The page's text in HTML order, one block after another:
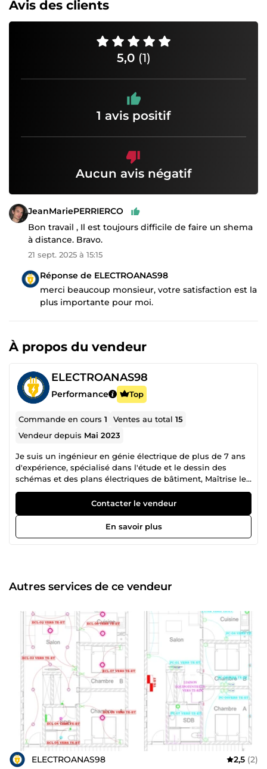
Avis des clients
5,0 (1)
1 avis positif
Aucun avis négatif
JeanMariePERRIERCO
Bon travail , Il est toujours difficile de faire un shema
à distance. Bravo.
21 sept. 2025 à 15:15
Réponse de ELECTROANAS98
merci beaucoup monsieur, votre satisfaction est la
plus importante pour moi.
À propos du vendeur
ELECTROANAS98
Performance Top
Commande en cours1 Ventes au total15
Vendeur depuis Mai 2023
Je suis un ingénieur en génie électrique de plus de 7 ans
d'expérience, spécialisé dans l'étude et le dessin des
schémas et des plans électriques de bâtiment, Maîtrise les
logiciels (AUTOCAD, DIALUX, CANECO BT) Plan électrique
des bâtiments. Etude d'éclairement en DIALUX EVO.
Etude schémas unifilaire en CANECO BT
Contacter le vendeur
En savoir plus
Autres services de ce vendeur
ELECTROANAS98 2,5 (2)